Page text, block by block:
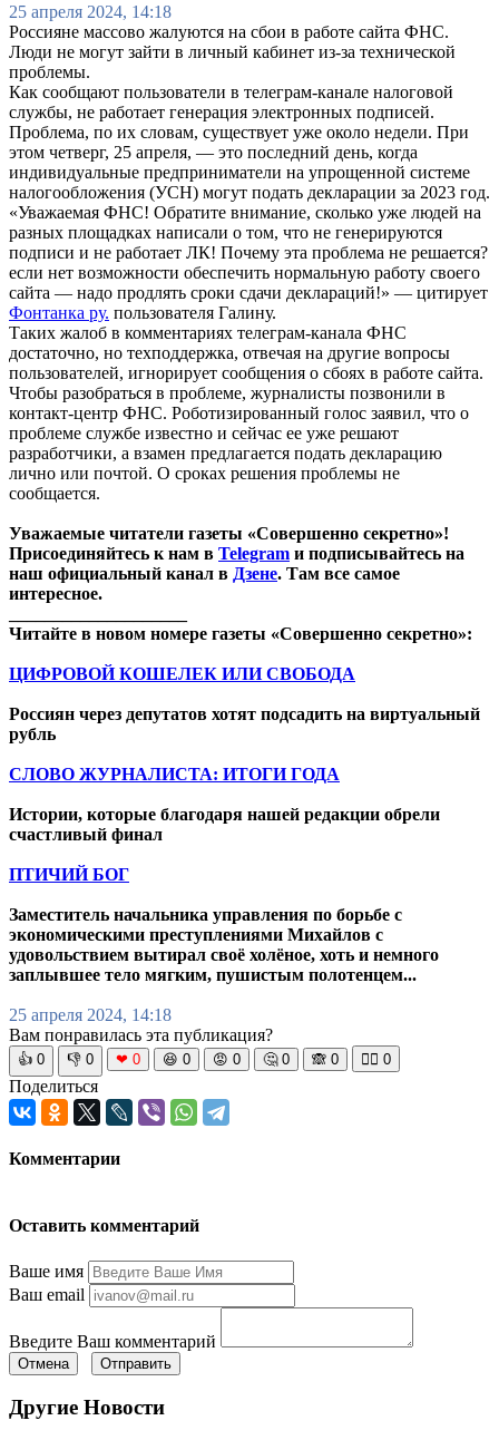
25 апреля 2024, 14:18
Россияне массово жалуются на сбои в работе сайта ФНС.
Люди не могут зайти в личный кабинет из-за технической
проблемы.
Как сообщают пользователи в телеграм-канале налоговой
службы, не работает генерация электронных подписей.
Проблема, по их словам, существует уже около недели. При
этом четверг, 25 апреля, — это последний день, когда
индивидуальные предприниматели на упрощенной системе
налогообложения (УСН) могут подать декларации за 2023 год.
«Уважаемая ФНС! Обратите внимание, сколько уже людей на
разных площадках написали о том, что не генерируются
подписи и не работает ЛК! Почему эта проблема не решается?
если нет возможности обеспечить нормальную работу своего
сайта — надо продлять сроки сдачи деклараций!» — цитирует
Фонтанка ру. пользователя Галину.
Таких жалоб в комментариях телеграм-канала ФНС
достаточно, но техподдержка, отвечая на другие вопросы
пользователей, игнорирует сообщения о сбоях в работе сайта.
Чтобы разобраться в проблеме, журналисты позвонили в
контакт-центр ФНС. Роботизированный голос заявил, что о
проблеме службе известно и сейчас ее уже решают
разработчики, а взамен предлагается подать декларацию
лично или почтой. О сроках решения проблемы не
сообщается.
Уважаемые читатели газеты «Совершенно секретно»!
Присоединяйтесь к нам в Telegram и подписывайтесь на
наш официальный канал в Дзене. Там все самое
интересное.
Читайте в новом номере газеты «Совершенно секретно»:
ЦИФРОВОЙ КОШЕЛЕК ИЛИ СВОБОДА
Россиян через депутатов хотят подсадить на виртуальный
рубль
СЛОВО ЖУРНАЛИСТА: ИТОГИ ГОДА
Истории, которые благодаря нашей редакции обрели
счастливый финал
ПТИЧИЙ БОГ
Заместитель начальника управления по борьбе с
экономическими преступлениями Михайлов с
удовольствием вытирал своё холёное, хоть и немного
заплывшее тело мягким, пушистым полотенцем...
25 апреля 2024, 14:18
Вам понравилась эта публикация?
👍 0 👎 0 ❤ 0 😆 0 😡 0 🤔 0 🙈 0 🧘‍♀️ 0
Поделиться
Комментарии
Оставить комментарий
Ваше имя
Ваш email
Введите Ваш комментарий
Отмена Отправить
Другие Новости